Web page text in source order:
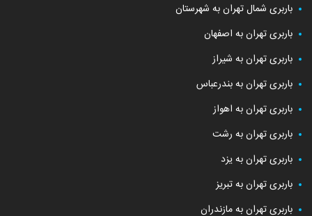
باربری شمال تهران به شهرستان
باربری تهران به اصفهان
باربری تهران به شیراز
باربری تهران به بندرعباس
باربری تهران به اهواز
باربری تهران به رشت
باربری تهران به یزد
باربری تهران به تبریز
باربری تهران به مازندران